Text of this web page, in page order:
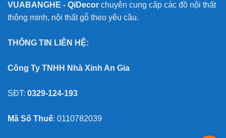
VUABANGHE - QiDecor chuyên cung cấp các đồ nội thất
thông minh, nội thất gỗ theo yêu cầu.
THÔNG TIN LIÊN HỆ:
Công Ty TNHH Nhà Xinh An Gia
SĐT: 0329-124-193
Mã Số Thuế: 0110782039